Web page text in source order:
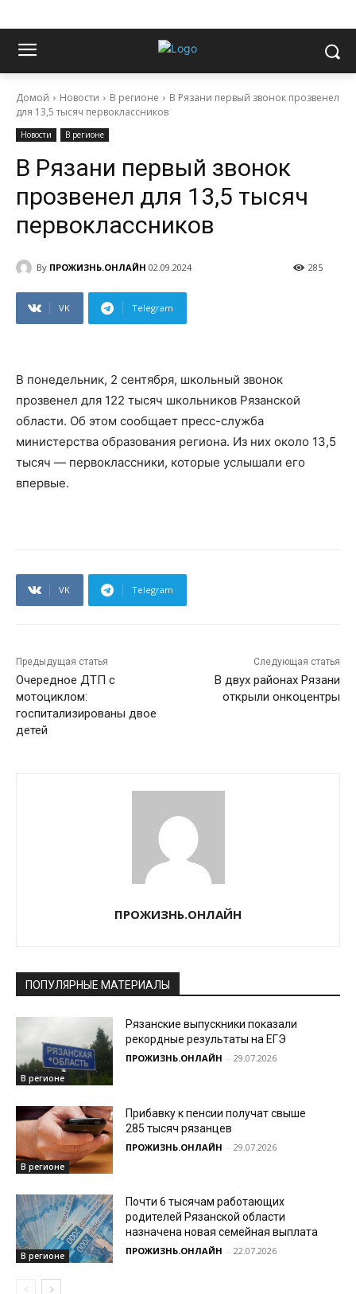
Домой Новости В регионе
В Рязани первый звонок прозвенел
для 13,5 тысяч первоклассников
Новости В регионе
В Рязани первый звонок
прозвенел для 13,5 тысяч
первоклассников
By ПРОЖИЗНЬ.ОНЛАЙН 02.09.2024 285
VK Telegram
В понедельник, 2 сентября, школьный звонок
прозвенел для 122 тысяч школьников Рязанской
области. Об этом сообщает пресс-служба
министерства образования региона. Из них около 13,5
тысяч — первоклассники, которые услышали его
впервые.
VK Telegram
Предыдущая статья
Очередное ДТП с
мотоциклом:
госпитализированы двое
детей
Следующая статья
В двух районах Рязани
открыли онкоцентры
ПРОЖИЗНЬ.ОНЛАЙН
ПОПУЛЯРНЫЕ МАТЕРИАЛЫ
В регионе
Рязанские выпускники показали
рекордные результаты на ЕГЭ
ПРОЖИЗНЬ.ОНЛАЙН - 29.07.2026
В регионе
Прибавку к пенсии получат свыше
285 тысяч рязанцев
ПРОЖИЗНЬ.ОНЛАЙН - 29.07.2026
В регионе
Почти 6 тысячам работающих
родителей Рязанской области
назначена новая семейная выплата
ПРОЖИЗНЬ.ОНЛАЙН - 22.07.2026